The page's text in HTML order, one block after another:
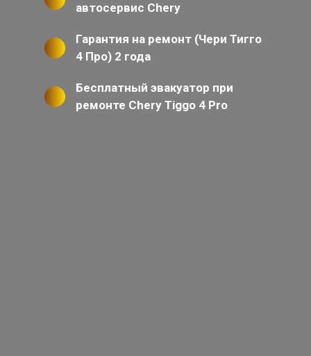
автосервис Chery
Гарантия на ремонт (Чери Тигго
4 Про) 2 года
Бесплатный эвакуатор при
ремонте Chery Tiggo 4 Pro